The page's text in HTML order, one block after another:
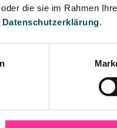
die sie im Rahmen
Datenschutzerklärung.